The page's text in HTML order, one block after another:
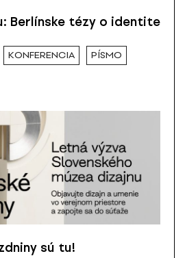
Berlínske tézy o identite
KONFERENCIA PÍSMO
sú tu!